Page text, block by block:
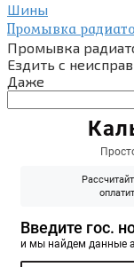
Шины
Промывка
Промывка
Ездить с
Даже